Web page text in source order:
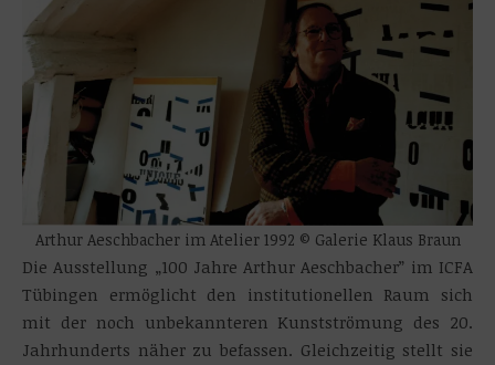
Arthur Aeschbacher im Atelier 1992 © Galerie Klaus Braun
Die Ausstellung „100 Jahre Arthur Aeschbacher” im ICFA
Tübingen ermöglicht den institutionellen Raum sich
mit der noch unbekannteren Kunstströmung des 20.
Jahrhunderts näher zu befassen. Gleichzeitig stellt sie